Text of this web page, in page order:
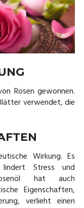
Rosen gewonnen.
verwendet, die
Wirkung. Es
Stress und
hat auch
Eigenschaften,
verlieht einen